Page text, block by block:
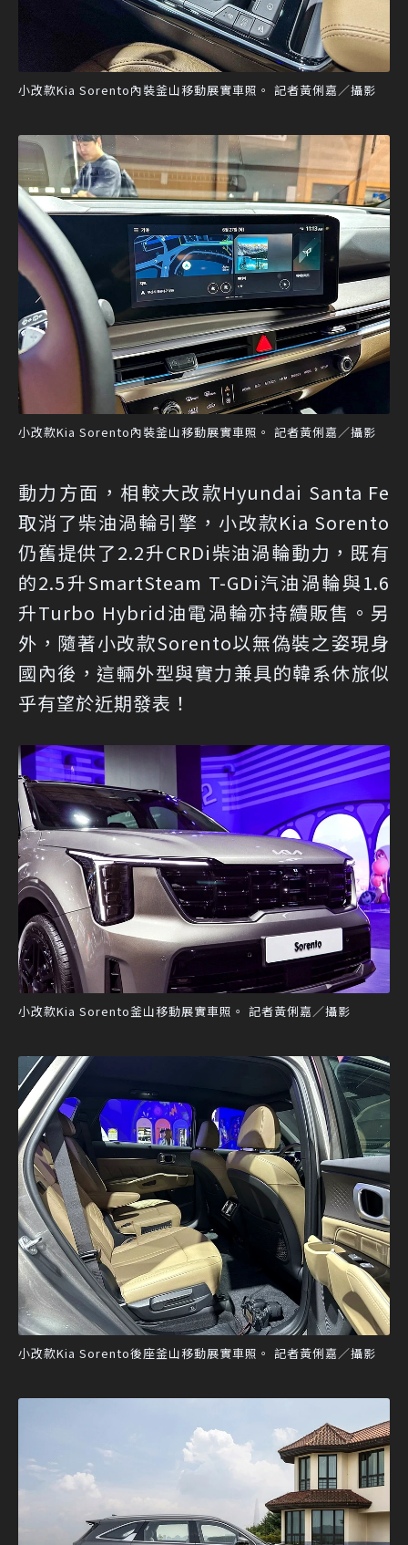
小改款Kia Sorento內裝釜山移動展實車照。 記者黃俐嘉／攝影
小改款Kia Sorento內裝釜山移動展實車照。 記者黃俐嘉／攝影
動力方面，相較大改款Hyundai Santa Fe
取消了柴油渦輪引擎，小改款Kia Sorento
仍舊提供了2.2升CRDi柴油渦輪動力，既有
的2.5升SmartSteam T-GDi汽油渦輪與1.6
升Turbo Hybrid油電渦輪亦持續販售。另
外，隨著小改款Sorento以無偽裝之姿現身
國內後，這輛外型與實力兼具的韓系休旅似
乎有望於近期發表！
小改款Kia Sorento釜山移動展實車照。 記者黃俐嘉／攝影
小改款Kia Sorento後座釜山移動展實車照。 記者黃俐嘉／攝影